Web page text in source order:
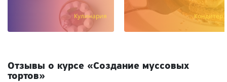
Кулинария Кондитер
Отзывы о курсе «Создание муссовых
тортов»